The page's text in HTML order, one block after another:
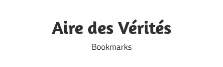
Aire des Vérités
Bookmarks